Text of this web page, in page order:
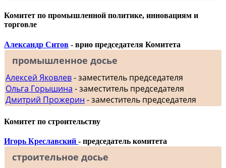
Комитет по промышленной политике, инновациям и
торговле
Александр Ситов - врио председателя Комитета
промышленное досье
Алексей Яковлев- заместитель председателя
Ольга Горышина - заместитель председателя
Дмитрий Прожерин - заместитель председателя
Комитет по строительству
Игорь Креславский - председатель комитета
строительное досье